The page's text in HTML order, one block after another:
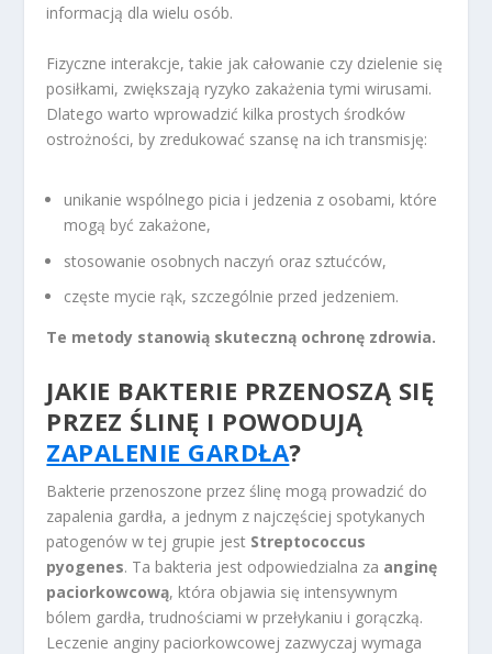
informacją dla wielu osób.
Fizyczne interakcje, takie jak całowanie czy dzielenie się
posiłkami, zwiększają ryzyko zakażenia tymi wirusami.
Dlatego warto wprowadzić kilka prostych środków
ostrożności, by zredukować szansę na ich transmisję:
unikanie wspólnego picia i jedzenia z osobami, które
mogą być zakażone,
stosowanie osobnych naczyń oraz sztućców,
częste mycie rąk, szczególnie przed jedzeniem.
Te metody stanowią skuteczną ochronę zdrowia.
JAKIE BAKTERIE PRZENOSZĄ SIĘ
PRZEZ ŚLINĘ I POWODUJĄ
ZAPALENIE GARDŁA?
Bakterie przenoszone przez ślinę mogą prowadzić do
zapalenia gardła, a jednym z najczęściej spotykanych
patogenów w tej grupie jest Streptococcus
pyogenes. Ta bakteria jest odpowiedzialna za anginę
paciorkowcową, która objawia się intensywnym
bólem gardła, trudnościami w przełykaniu i gorączką.
Leczenie anginy paciorkowcowej zazwyczaj wymaga